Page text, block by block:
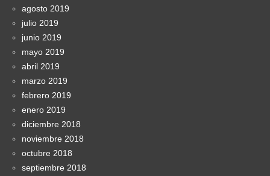
agosto 2019
julio 2019
junio 2019
mayo 2019
abril 2019
marzo 2019
febrero 2019
enero 2019
diciembre 2018
noviembre 2018
octubre 2018
septiembre 2018